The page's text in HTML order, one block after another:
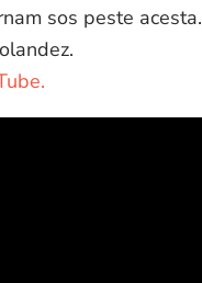
sos peste acesta.